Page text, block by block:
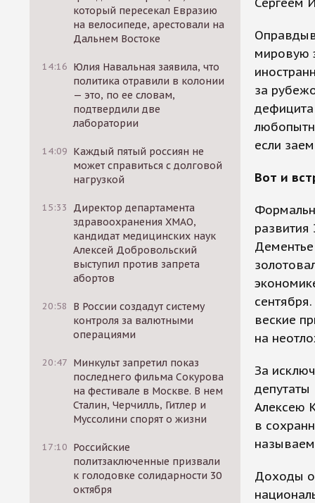
который пересекал Евразию
на велосипеде, арестовали на
Дальнем Востоке
14:16 Юлия Навальная заявила, что
политика отравили в колонии
— это, по ее словам,
подтвердили две
лаборатории
14:09 Каждый пятый россиян не
может справиться с долговой
нагрузкой
15:33
Директор департамента
здравоохранения ХМАО,
кандидат медицинских наук
Алексей Добровольский
выступил против запрета
абортов
20:58
В России создадут систему
контроля за валютными
операциями
20:47 Минкульт запретил показ
последнего фильма Сокурова
на фестивале в Москве. В нем
Сталин, Черчилль, Гитлер и
Муссолини спорят о жизни
17:10 Российские
политзаключенные призвали
к голодовке солидарности 30
октября
мировую
за
дефицита
если
Вот и
веские
на
За
Алексею
в
Доходы